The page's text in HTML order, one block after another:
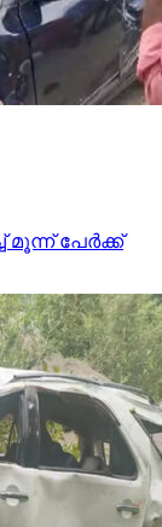
മൂന്ന് പേര്‍ക്ക്